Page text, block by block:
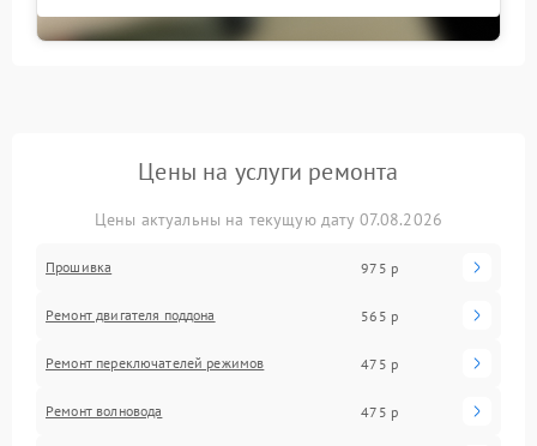
Цены на услуги ремонта
Цены актуальны на текущую дату 07.08.2026
Прошивка 975 р
Ремонт двигателя поддона 565 р
Ремонт переключателей режимов 475 р
Ремонт волновода 475 р